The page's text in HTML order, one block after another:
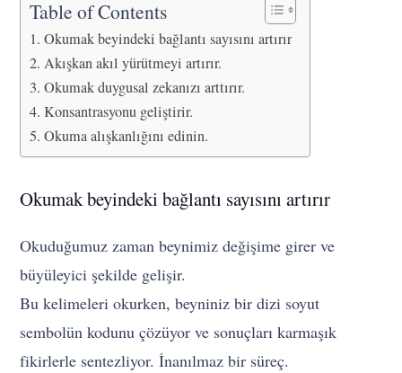
Table of Contents
Okumak beyindeki bağlantı sayısını artırır
Akışkan akıl yürütmeyi artırır.
Okumak duygusal zekanızı arttırır.
Konsantrasyonu geliştirir.
Okuma alışkanlığını edinin.
Okumak beyindeki bağlantı sayısını artırır
Okuduğumuz zaman beynimiz değişime girer ve
büyüleyici şekilde gelişir.
Bu kelimeleri okurken, beyniniz bir dizi soyut
sembolün kodunu çözüyor ve sonuçları karmaşık
fikirlerle sentezliyor. İnanılmaz bir süreç.